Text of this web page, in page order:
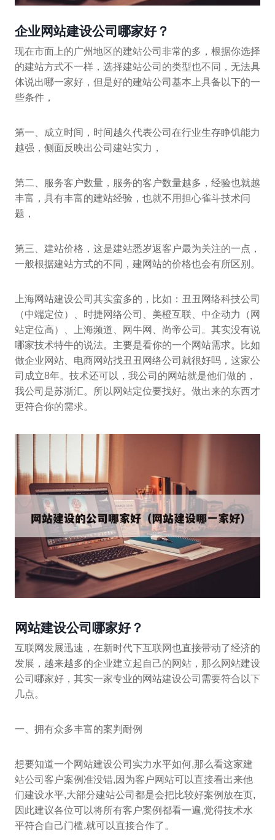
企业网站建设公司哪家好？
现在市面上的广州地区的建站公司非常的多，根据你选择
的建站方式不一样，选择建站公司的类型也不同，无法具
体说出哪一家好，但是好的建站公司基本上具备以下的一
些条件，
第一、成立时间，时间越久代表公司在行业生存睁饥能力
越强，侧面反映出公司建站实力，
第二、服务客户数量，服务的客户数量越多，经验也就越
丰富，具有丰富的建站经验，也就不用担心雀斗技术问
题，
第三、建站价格，这是建站悉岁返客户最为关注的一点，
一般根据建站方式的不同，建网站的价格也会有所区别。
上海网站建设公司其实蛮多的，比如：丑丑网络科技公司
（中端定位）、时捷网络公司、美橙互联、中企动力（网
站定位高）、上海频道、网牛网、尚帝公司。其实没有说
哪家技术特牛的说法。主要是看你的一个网站需求。比如
做企业网站、电商网站找丑丑网络公司就很好吗，这家公
司成立8年。技术还可以，我公司的网站就是他们做的，
我公司是苏浙汇。所以网站定位要找好。做出来的东西才
更符合你的需求。
网站建设公司哪家好？
互联网发展迅速，在新时代下互联网也直接带动了经济的
发展，越来越多的企业建立起自己的网站，那么网站建设
公司哪家好，其实一家专业的网站建设公司需要符合以下
几点。
一、拥有众多丰富的案判耐例
想要知道一个网站建设公司实力水平如何,那么看这家建
站公司客户案例准没错,因为客户网站可以直接看出来他
们建设水平,大部分建站公司都是会把比较好案例放在页,
因此建议各位可以将所有客户案例都看一遍,觉得技术水
平符合自己门槛,就可以直接合作了。